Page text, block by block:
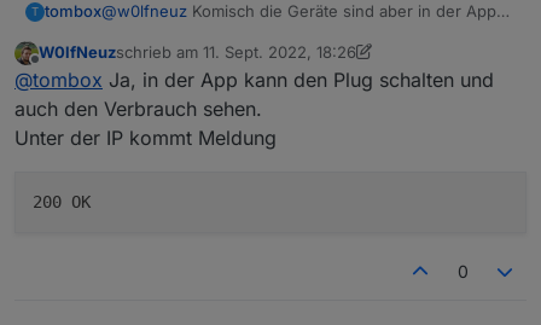
T tombox@w0lfneuz Komisch die Geräte sind aber in der App
Offline
W0lfNeuzschrieb am 11. Sept. 2022, 18:26
zuletzt editiert von W0lfNeuz9. Nov. 2022, 20:37
@tombox Ja, in der App kann den Plug schalten und
auch den Verbrauch sehen.
Unter der IP kommt Meldung
0